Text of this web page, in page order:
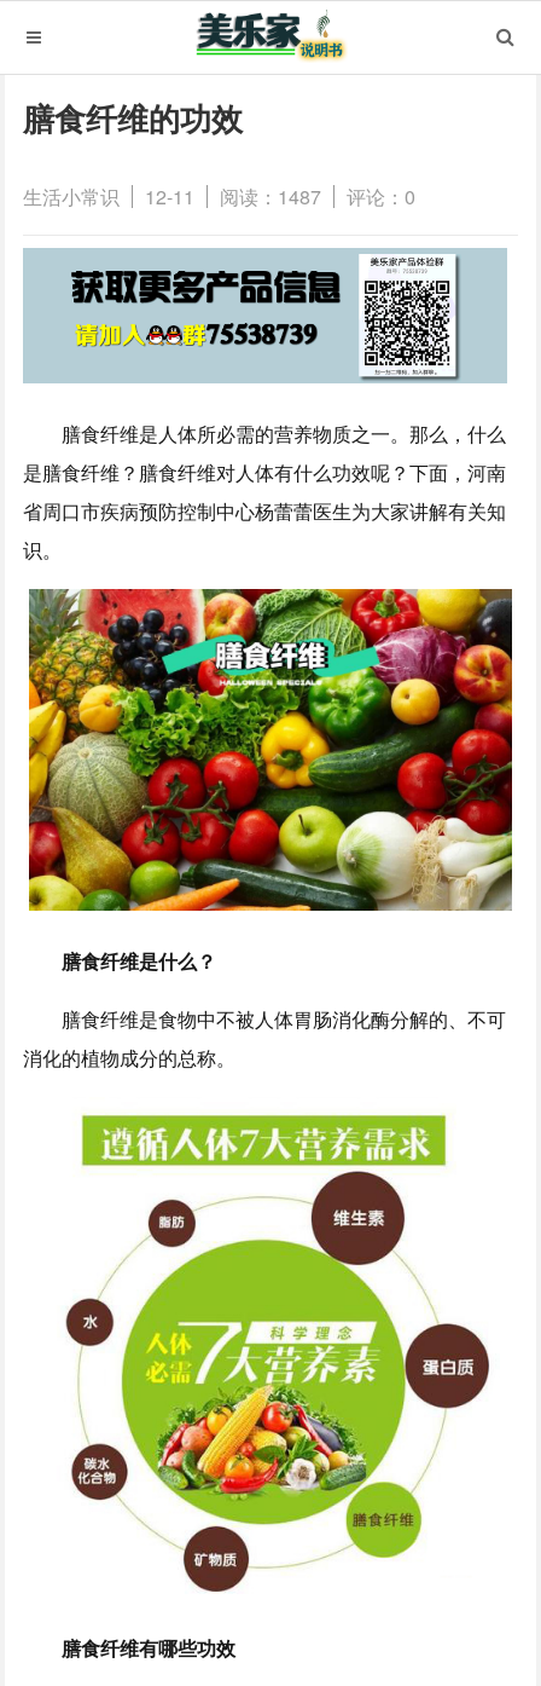
膳食纤维的功效
生活小常识 12-11 阅读：1487 评论：0
膳食纤维是人体所必需的营养物质之一。那么，什么
是膳食纤维？膳食纤维对人体有什么功效呢？下面，河南
省周口市疾病预防控制中心杨蕾蕾医生为大家讲解有关知
识。
膳食纤维是什么？
膳食纤维是食物中不被人体胃肠消化酶分解的、不可
消化的植物成分的总称。
膳食纤维有哪些功效